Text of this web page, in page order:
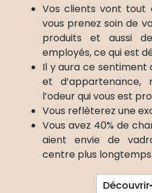
Vos clients vont tout
vous prenez soin de
produits et aussi
employés, ce qui est
Il y aura ce
et
l’odeur qui vous est
Vous reflèterez une
Vous avez 40% de
aient envie de
centre plus longtemps.
Découvrir